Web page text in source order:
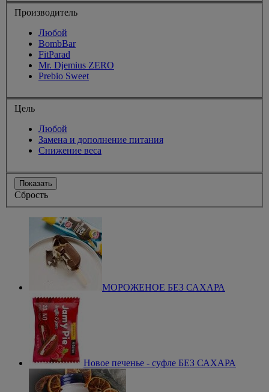
Производитель
Любой
BombBar
FitParad
Mr. Djemius ZERO
Prebio Sweet
Цель
Любой
Замена и дополнение питания
Снижение веса
Показать
Сбрость
МОРОЖЕНОЕ БЕЗ САХАРА
Новое печенье - суфле БЕЗ САХАРА